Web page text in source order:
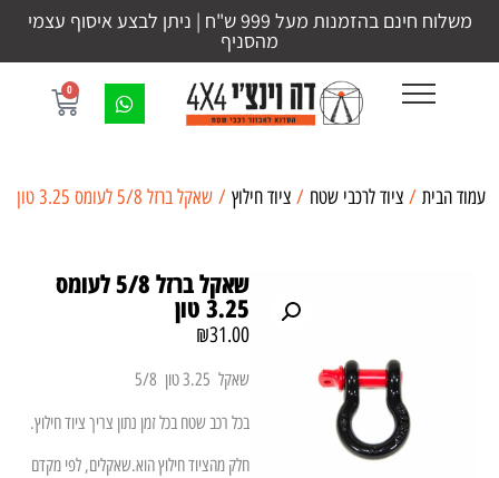
משלוח חינם בהזמנות מעל 999 ש"ח | ניתן לבצע איסוף עצמי
מהסניף
0
עמוד הבית / ציוד לרכבי שטח / ציוד חילוץ / שאקל ברזל 5/8 לעומס 3.25 טון
שאקל ברזל 5/8 לעומס
3.25 טון
₪31.00
שאקל 3.25 טון 5/8
בכל רכב שטח בכל זמן נתון צריך ציוד חילוץ.
חלק מהציוד חילוץ הוא.שאקלים, לפי מקדם